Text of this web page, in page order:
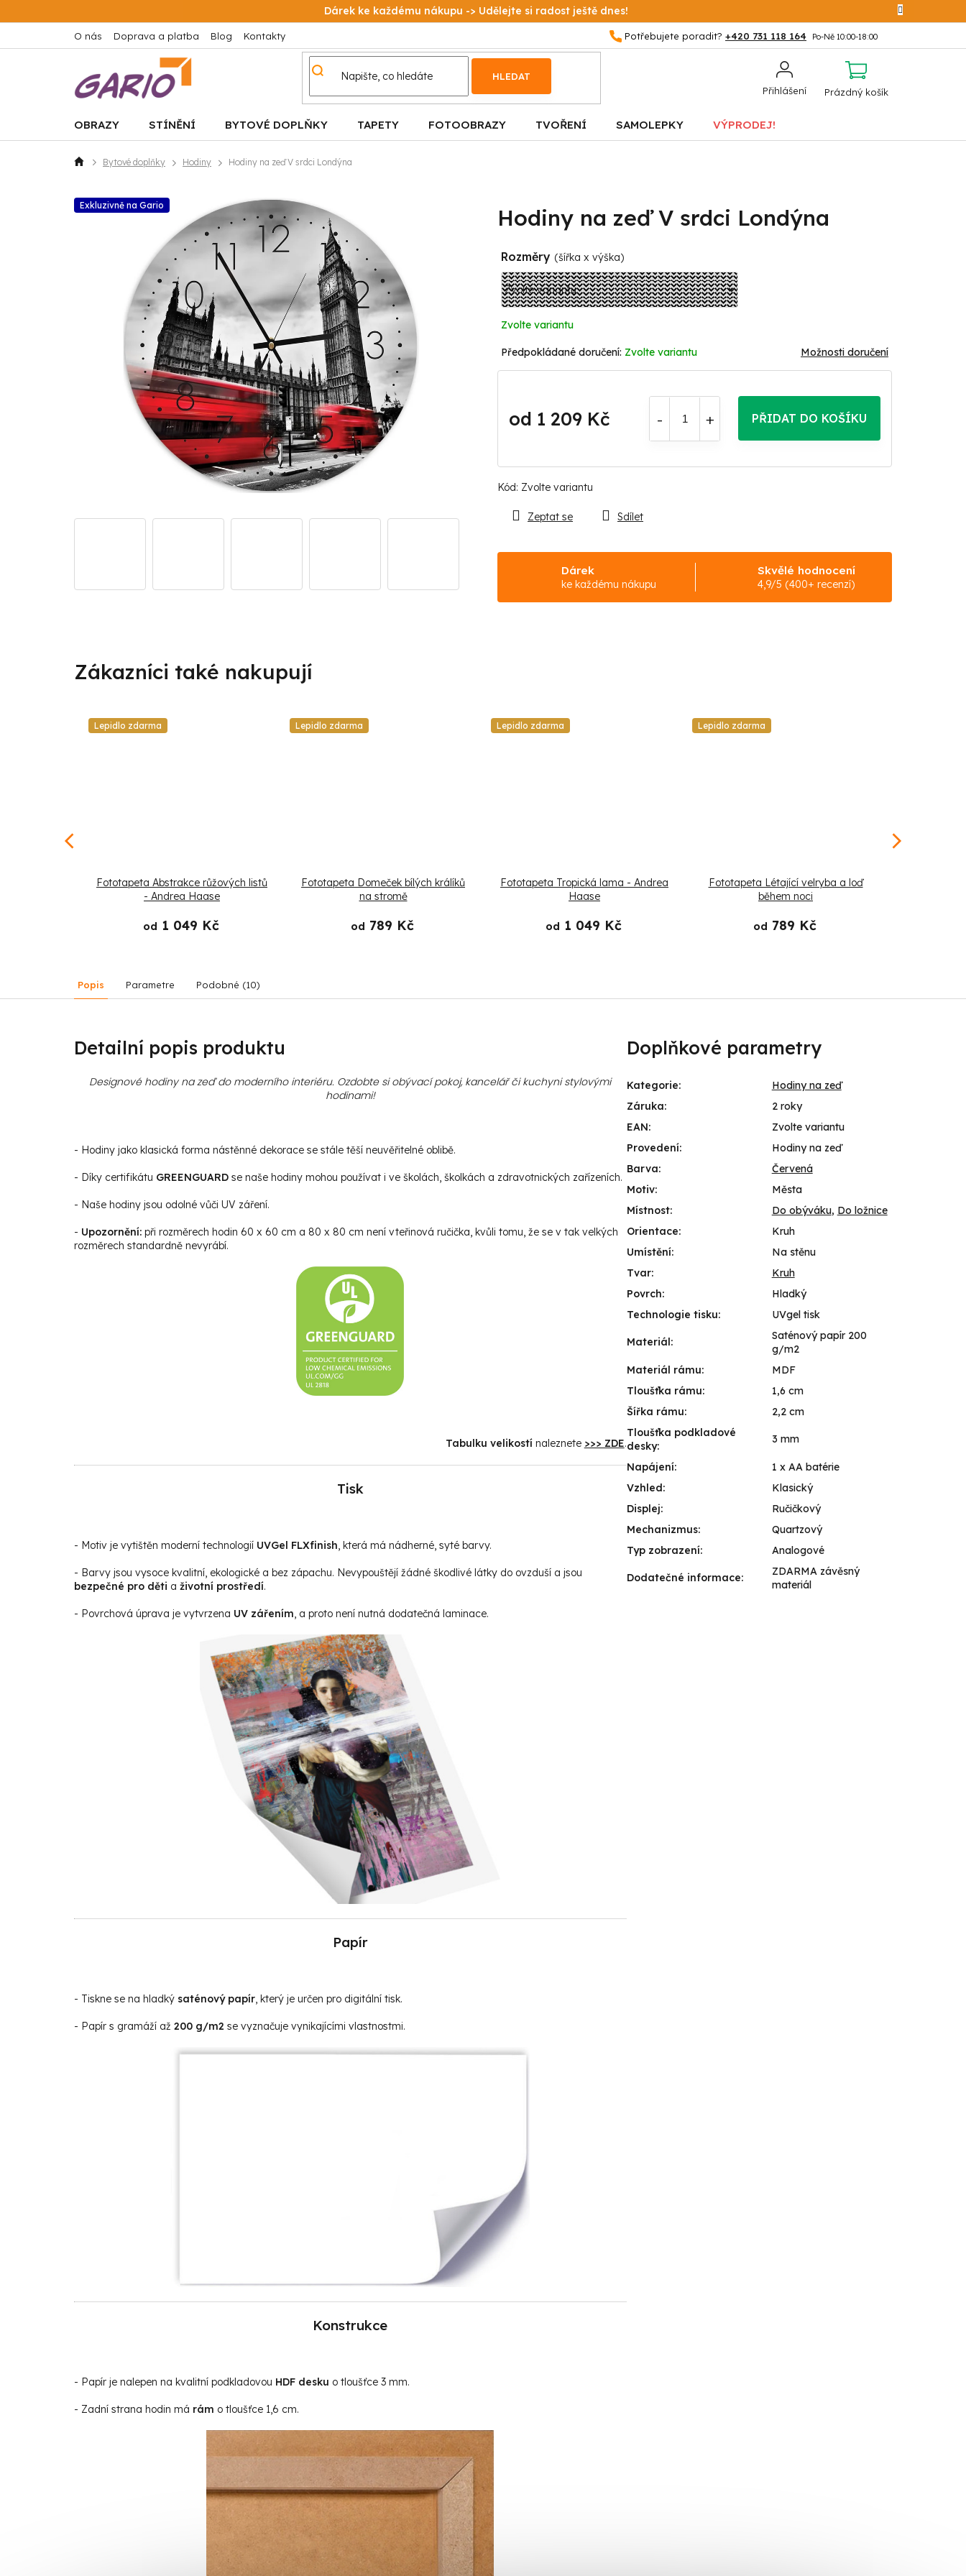
na
Dárek ke každému nákupu -> Udělejte si radost ještě dnes!
+420 731 118 164
O nás Doprava a platba Blog Kontakty
Přihlášení
HLEDAT
NÁKUPNÍ
Prázdný košík
OBRAZY STÍNĚNÍ BYTOVÉ DOPLŇKY TAPETY FOTOOBRAZY TVOŘENÍ SAMOLEPKY VÝPRODEJ!
Domů Bytové doplňky Hodiny Hodiny na zeď V srdci Londýna
Exkluzivně na Gario Hodiny na zeď V srdci Londýna
Kód: Zvolte variantu
Rozměry (šířka x výška)
Zvolte variantu
Zvolte variantu Možnosti doručení
od 1 209 Kč PŘIDAT DO KOŠÍKU
Dárek
ke každému nákupu
Skvělé hodnocení
4,9/5 (400+ recenzí)
Zeptat se Sdílet
Lepidlo zdarma
Fototapeta Abstrakce růžových listů
- Andrea Haase
od 1 049 Kč
Lepidlo zdarma
Fototapeta Domeček bílých králíků
na stromě
od 789 Kč
Lepidlo zdarma
Fototapeta Tropická lama - Andrea
Haase
od 1 049 Kč
Lepidlo zdarma
Fototapeta Létající velryba a loď
během noci
od 789 Kč
Popis Parametre Podobné (10)
Detailní popis produktu
Designové hodiny na zeď do moderního interiéru. Ozdobte si obývací pokoj, kancelář či kuchyni stylovými
hodinami!
- Hodiny jako klasická forma nástěnné dekorace se stále těší neuvěřitelné oblibě.
- Díky certifikátu GREENGUARD se naše hodiny mohou používat i ve školách, školkách a zdravotnických zařízeních.
- Naše hodiny jsou odolné vůči UV záření.
- Upozornění: při rozměrech hodin 60 x 60 cm a 80 x 80 cm není vteřinová ručička, kvůli tomu, že se v tak velkých
rozměrech standardně nevyrábí.
Tabulku velikostínaleznete >>> ZDE.
Tisk
- Motiv je vytištěn moderní technologií UVGel FLXfinish, která má nádherné, syté barvy.
- Barvy jsou vysoce kvalitní, ekologické a bez zápachu. Nevypouštějí žádné škodlivé látky do ovzduší a jsou
bezpečné pro děti a životní prostředí.
- Povrchová úprava je vytvrzena UV zářením, a proto není nutná dodatečná laminace.
Papír
- Tiskne se na hladký saténový papír , který je určen pro digitální tisk.
- Papír s gramáží až 200 g/m2 se vyznačuje vynikajícími vlastnostmi.
Konstrukce
- Papír je nalepen na kvalitní podkladovou HDF desku o tloušťce 3 mm.
- Zadní strana hodin má rám o tloušťce 1,6 cm.
Doplňkové parametry
Kategorie:
Hodiny na zeď
Záruka:
2 roky
EAN:
Zvolte variantu
Provedení:
Hodiny na zeď
Barva:
Červená
Motiv:
Města
Místnost: Do obýváku, Do ložnice
Orientace:
Kruh
Umístění:
Na stěnu
Tvar:
Kruh
Povrch:
Hladký
Technologie tisku: UVgel tisk
Materiál:
Saténový papír 200
g/m2
Materiál rámu:
MDF
Tloušťka rámu:
1,6 cm
Šířka rámu:
2,2 cm
Tloušťka podkladové
desky:
3 mm
Napájení:
1 x AA batérie
Vzhled:
Klasický
Displej:
Ručičkový
Mechanizmus:
Quartzový
Typ zobrazení: Analogové
Dodatečné informace:
ZDARMA závěsný
materiál